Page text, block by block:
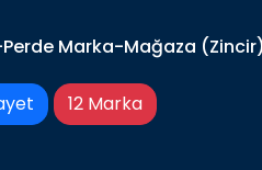
Marka-Mağaza
12 Marka